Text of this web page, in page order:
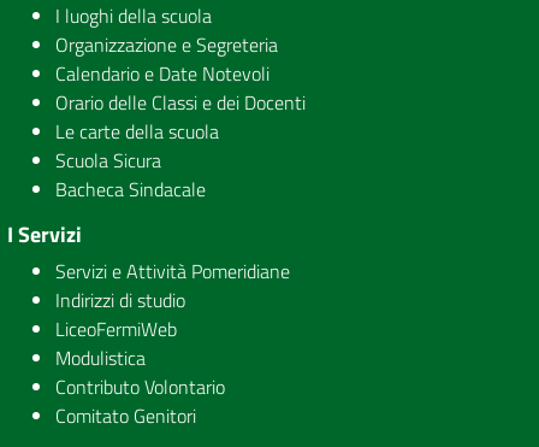
I luoghi della scuola
Organizzazione e Segreteria
Calendario e Date Notevoli
Orario delle Classi e dei Docenti
Le carte della scuola
Scuola Sicura
Bacheca Sindacale
I Servizi
Servizi e Attività Pomeridiane
Indirizzi di studio
LiceoFermiWeb
Modulistica
Contributo Volontario
Comitato Genitori